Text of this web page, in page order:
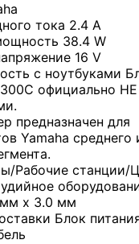
тока 2.4 A
38.4 W
16 V
с ноутбуками
300C официально
предназначен для
Yamaha среднего
Рабочие станции/
x 3.0 мм
Блок